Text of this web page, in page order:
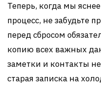
Теперь, когда мы
процесс, не забудьте
перед сбросом
копию всех важных
заметки и контакты
старая записка на